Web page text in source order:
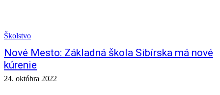
Školstvo
Nové Mesto: Základná škola Sibírska má nové
kúrenie
24. októbra 2022